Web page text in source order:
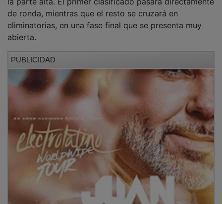
de ronda, mientras que el resto se cruzará en
eliminatorias, en una fase final que se presenta muy
abierta.